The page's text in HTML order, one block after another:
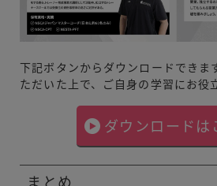
下記ボタンからダウンロードできま
ただいた上で、ご自身の学習にお役
ダウンロードは
まとめ